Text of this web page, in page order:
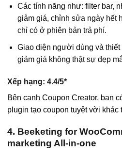
Các tính năng như: filter bar,
giảm giá, chỉnh sửa ngày hết
chỉ có ở phiên bản trả phí.
Giao diện người dùng và thiết
giảm giá không thật sự đẹp
Xếp hạng: 4.4/5*
Bên cạnh Coupon Creator, bạn
plugin tạo coupon tuyệt vời khác
4. Beeketing for
marketing All-in-one